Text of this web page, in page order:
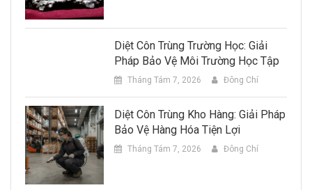
Diệt Côn Trùng Trường Học: Giải
Pháp Bảo Vệ Môi Trường Học Tập
Tháng Tám 7, 2026 Đông Chí
Diệt Côn Trùng Kho Hàng: Giải Pháp
Bảo Vệ Hàng Hóa Tiện Lợi
Tháng Tám 7, 2026 Đông Chí